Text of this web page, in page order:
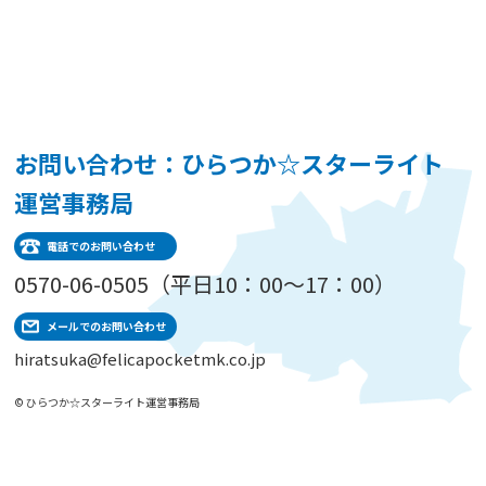
お問い合わせ：ひらつか☆スターライト
運営事務局
電話でのお問い合わせ
0570-06-0505（平日10：00～17：00）
メールでのお問い合わせ
hiratsuka@felicapocketmk.co.jp
© ひらつか☆スターライト運営事務局